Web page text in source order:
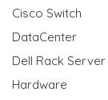
Cisco Switch
DataCenter
Dell Rack Server
Hardware